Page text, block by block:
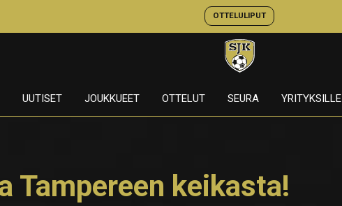
OTTELULIPUT
UUTISET JOUKKUEET OTTELUT SEURA YRITYKSILLE
Tampereen keikasta!